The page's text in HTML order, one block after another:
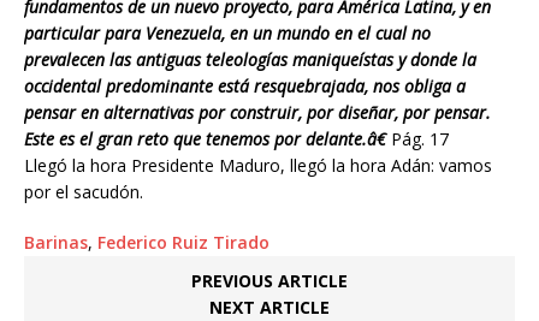
fundamentos de un nuevo proyecto, para América Latina, y en
particular para Venezuela, en un mundo en el cual no
prevalecen las antiguas teleologías maniqueístas y donde la
occidental predominante está resquebrajada, nos obliga a
pensar en alternativas por construir, por diseñar, por pensar.
Este es el gran reto que tenemos por delante.â€ Pág. 17
Llegó la hora Presidente Maduro, llegó la hora Adán: vamos
por el sacudón.
Barinas, Federico Ruiz Tirado
PREVIOUS ARTICLE
NEXT ARTICLE